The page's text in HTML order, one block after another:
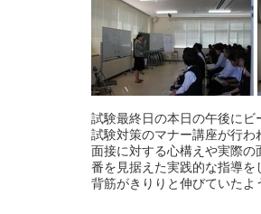
試験最終日の本日の午後に
試験対策のマナー講座が行
面接に対する心構えや実際
番を見据えた実践的な指導
背筋がきりりと伸びていたよ